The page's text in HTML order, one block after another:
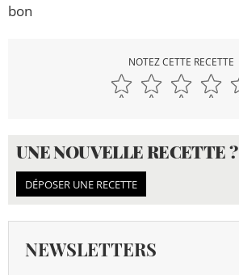
bon
NOTEZ CETTE RECETTE
UNE NOUVELLE RECETTE ?
DÉPOSER UNE RECETTE
NEWSLETTERS